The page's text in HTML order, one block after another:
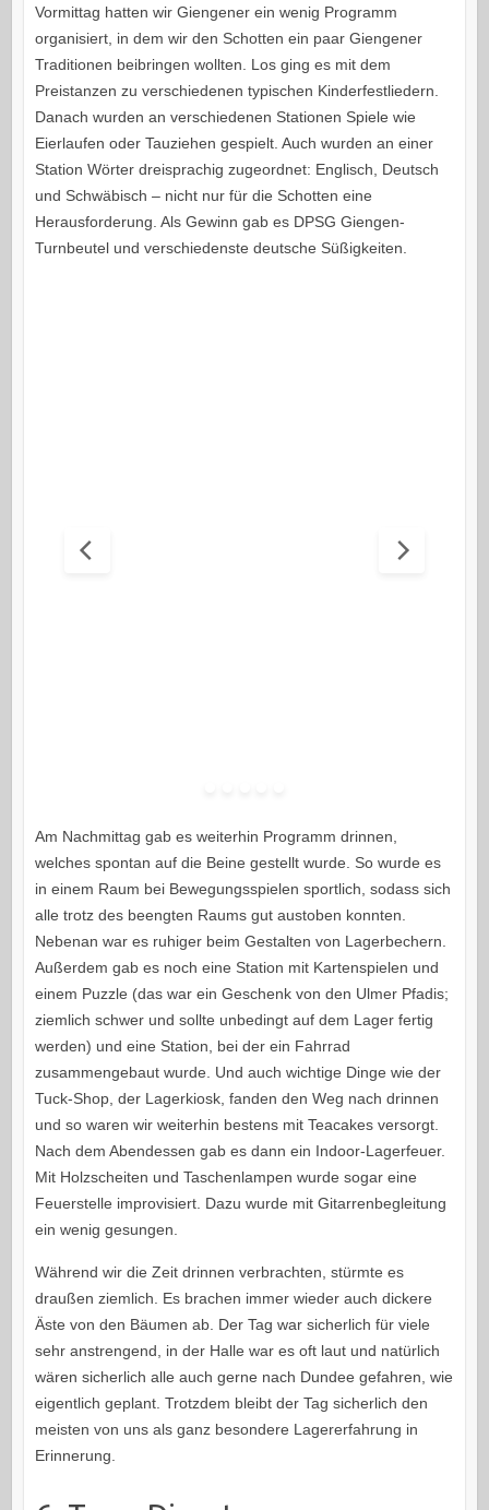
Vormittag hatten wir Giengener ein wenig Programm
organisiert, in dem wir den Schotten ein paar Giengener
Traditionen beibringen wollten. Los ging es mit dem
Preistanzen zu verschiedenen typischen Kinderfestliedern.
Danach wurden an verschiedenen Stationen Spiele wie
Eierlaufen oder Tauziehen gespielt. Auch wurden an einer
Station Wörter dreisprachig zugeordnet: Englisch, Deutsch
und Schwäbisch – nicht nur für die Schotten eine
Herausforderung. Als Gewinn gab es DPSG Giengen-
Turnbeutel und verschiedenste deutsche Süßigkeiten.
Am Nachmittag gab es weiterhin Programm drinnen,
welches spontan auf die Beine gestellt wurde. So wurde es
in einem Raum bei Bewegungsspielen sportlich, sodass sich
alle trotz des beengten Raums gut austoben konnten.
Nebenan war es ruhiger beim Gestalten von Lagerbechern.
Außerdem gab es noch eine Station mit Kartenspielen und
einem Puzzle (das war ein Geschenk von den Ulmer Pfadis;
ziemlich schwer und sollte unbedingt auf dem Lager fertig
werden) und eine Station, bei der ein Fahrrad
zusammengebaut wurde. Und auch wichtige Dinge wie der
Tuck-Shop, der Lagerkiosk, fanden den Weg nach drinnen
und so waren wir weiterhin bestens mit Teacakes versorgt.
Nach dem Abendessen gab es dann ein Indoor-Lagerfeuer.
Mit Holzscheiten und Taschenlampen wurde sogar eine
Feuerstelle improvisiert. Dazu wurde mit Gitarrenbegleitung
ein wenig gesungen.
Während wir die Zeit drinnen verbrachten, stürmte es
draußen ziemlich. Es brachen immer wieder auch dickere
Äste von den Bäumen ab. Der Tag war sicherlich für viele
sehr anstrengend, in der Halle war es oft laut und natürlich
wären sicherlich alle auch gerne nach Dundee gefahren, wie
eigentlich geplant. Trotzdem bleibt der Tag sicherlich den
meisten von uns als ganz besondere Lagererfahrung in
Erinnerung.